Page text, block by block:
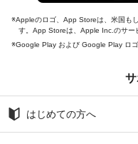
Appleのロゴ、App Storeは、米国も
す。App Storeは、Apple Inc.のサー
Google Play および Google Play ロ
はじめての方へ